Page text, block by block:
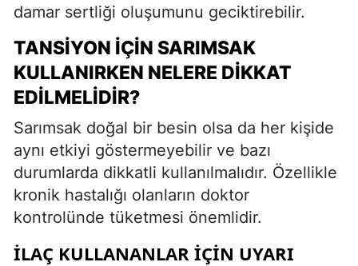
damar sertliği oluşumunu geciktirebilir.
TANSIYON İÇIN SARIMSAK
KULLANIRKEN NELERE DIKKAT
EDILMELIDIR?
Sarımsak doğal bir besin olsa da her kişide
aynı etkiyi göstermeyebilir ve bazı
durumlarda dikkatli kullanılmalıdır. Özellikle
kronik hastalığı olanların doktor
kontrolünde tüketmesi önemlidir.
İLAÇ KULLANANLAR İÇIN UYARI